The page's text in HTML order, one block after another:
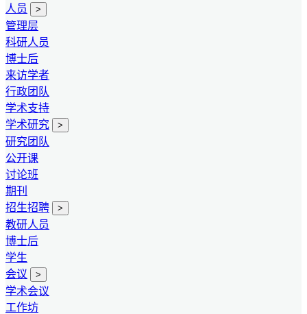
人员
>
管理层
科研人员
博士后
来访学者
行政团队
学术支持
学术研究
>
研究团队
公开课
讨论班
期刊
招生招聘
>
教研人员
博士后
学生
会议
>
学术会议
工作坊